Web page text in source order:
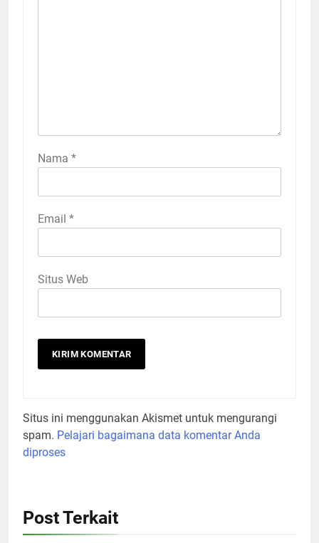
Nama *
Email *
Situs Web
Situs ini menggunakan Akismet untuk mengurangi
spam. Pelajari bagaimana data komentar Anda
diproses
Post Terkait